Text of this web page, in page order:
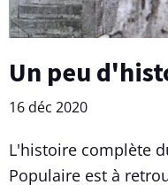
Un peu
16 déc 2020
L'histoire complète
Populaire est à